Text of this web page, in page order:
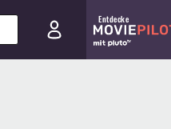
Entdecke